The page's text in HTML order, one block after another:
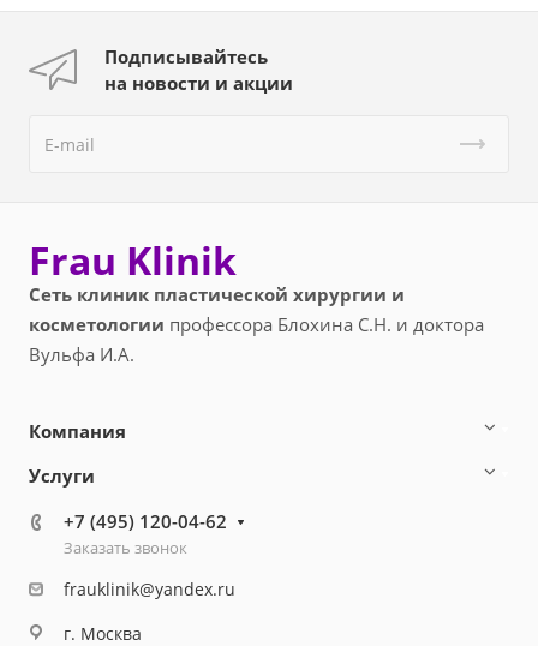
Подписывайтесь
на новости и акции
Frau Klinik
Сеть клиник пластической хирургии и
косметологии профессора Блохина С.Н. и доктора
Вульфа И.А.
Компания
Услуги
+7 (495) 120-04-62
Заказать звонок
frauklinik@yandex.ru
г. Москва